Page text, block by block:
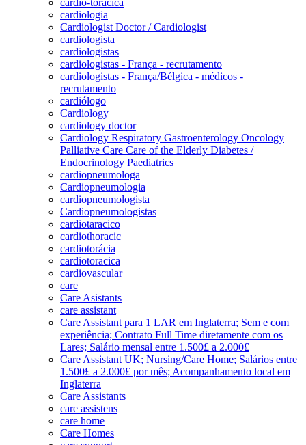
cardiologia
Cardiologist Doctor / Cardiologist
cardiologista
cardiologistas
cardiologistas - França - recrutamento
cardiologistas - França/Bélgica - médicos -
recrutamento
cardiólogo
Cardiology
cardiology doctor
Cardiology Respiratory Gastroenterology Oncology
Palliative Care Care of the Elderly Diabetes /
Endocrinology Paediatrics
cardiopneumologa
Cardiopneumologia
cardiopneumologista
Cardiopneumologistas
cardiotaracico
cardiothoracic
cardiotorácia
cardiotoracica
cardiovascular
care
Care Asistants
care assistant
Care Assistant para 1 LAR em Inglaterra; Sem e com
experiência; Contrato Full Time diretamente com os
Lares; Salário mensal entre 1.500£ a 2.000£
Care Assistant UK; Nursing/Care Home; Salários entre
1.500£ a 2.000£ por mês; Acompanhamento local em
Inglaterra
Care Assistants
care assistens
care home
Care Homes